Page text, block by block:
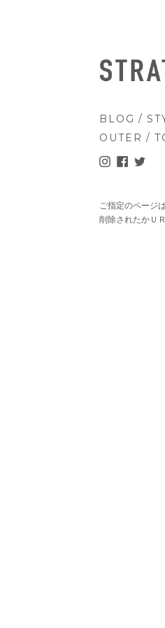
BLOG /
OUTER /
ご指定のページ
削除されたかＵ